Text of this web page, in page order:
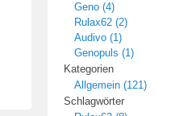
Geno (4)
Rulax62 (2)
Audivo (1)
Genopuls (1)
Kategorien
Allgemein (121)
Schlagwörter